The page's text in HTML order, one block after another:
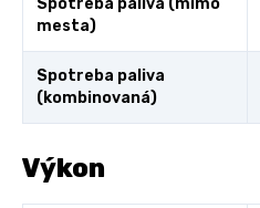
Spotreba paliva (mimo
mesta)
Spotreba paliva
(kombinovaná)
Výkon